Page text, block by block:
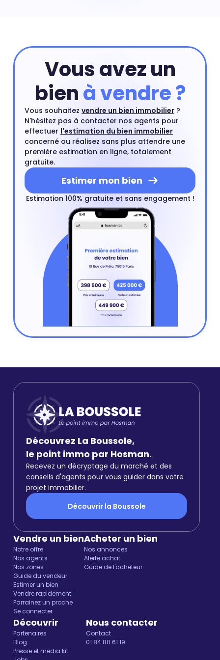
c'est nous...
Vous avez un
bienà vendre ?
Vous souhaitez vendre un bien immobilier ?
N'hésitez pas à contacter nos agents pour
effectuer l'estimation du bien immobilier
concerné ou réalisez sans plus attendre une
première estimation en ligne, totalement
gratuite.
Estimer mon bien
Estimation 100% gratuite et sans engagement !
Découvrez La Boussole,
le point immo par Hosman.
Recevez un décryptage du marché et des
conseils d'agents pour vous guider dans votre
projet immobilier.
Découvrir la Boussole
Vendre un bien
Notre offre
Nos agents
Nos zones
Guide du vendeur
Estimer un bien
Vendre rapidement
Parrainez un proche
Se connecter
Acheter un bien
Nos annonces
Alerte achat
Guide de l'acheteur
Découvrir
Partenaires
Blog
Presse et media kit
Nous contacter
Contact
01 84 80 61 19